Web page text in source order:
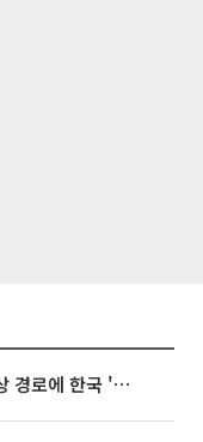
태풍 '돌핀' 이어 '찬홈' 등장…예상 경로에 한국 '한숨'